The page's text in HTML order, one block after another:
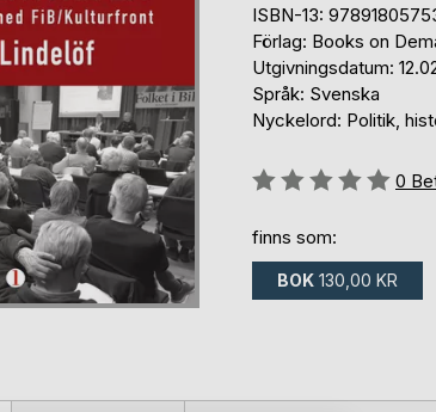
ISBN-13:
Förlag: Books on
Utgivningsdatum:
Språk: Svenska
Nyckelord: Politik,
Betyg::
0
finns som:
BOK 130,00 KR